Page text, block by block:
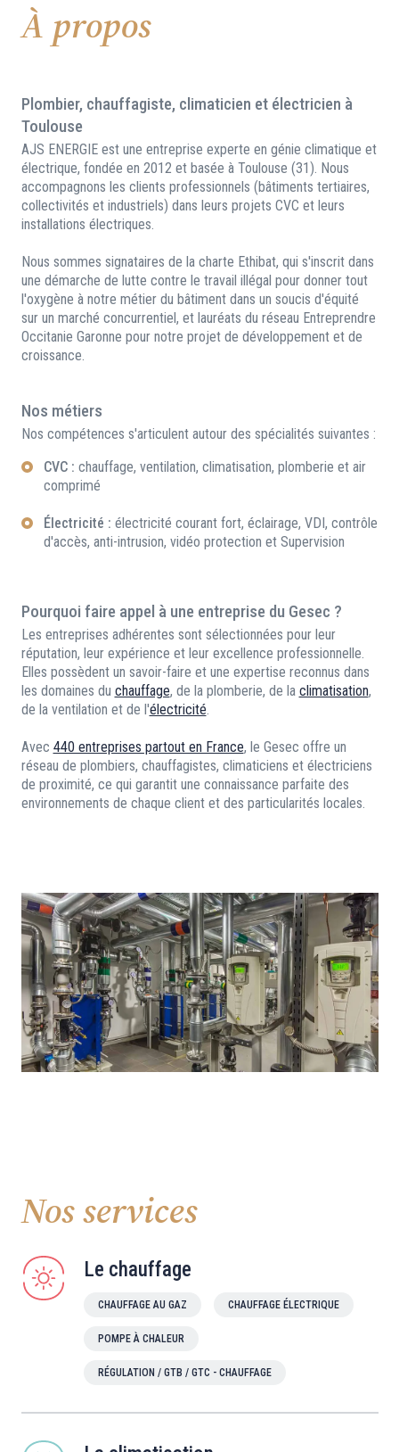
À propos
Plombier, chauffagiste, climaticien et électricien à
Toulouse
AJS ENERGIE est une entreprise experte en génie climatique et
électrique, fondée en 2012 et basée à Toulouse (31). Nous
accompagnons les clients professionnels (bâtiments tertiaires,
collectivités et industriels) dans leurs projets CVC et leurs
installations électriques.
Nous sommes signataires de la charte Ethibat, qui s'inscrit dans
une démarche de lutte contre le travail illégal pour donner tout
l'oxygène à notre métier du bâtiment dans un soucis d'équité
sur un marché concurrentiel, et lauréats du réseau Entreprendre
Occitanie Garonne pour notre projet de développement et de
croissance.
Nos métiers
Nos compétences s'articulent autour des spécialités suivantes :
CVC : chauffage, ventilation, climatisation, plomberie et air
comprimé
Électricité : électricité courant fort, éclairage, VDI, contrôle
d'accès, anti-intrusion, vidéo protection et Supervision
Pourquoi faire appel à une entreprise du Gesec ?
Les entreprises adhérentes sont sélectionnées pour leur
réputation, leur expérience et leur excellence professionnelle.
Elles possèdent un savoir-faire et une expertise reconnus dans
les domaines du chauffage, de la plomberie, de la climatisation,
de la ventilation et de l'électricité.
Avec 440 entreprises partout en France, le Gesec offre un
réseau de plombiers, chauffagistes, climaticiens et électriciens
de proximité, ce qui garantit une connaissance parfaite des
environnements de chaque client et des particularités locales.
Nos services
Le chauffage
CHAUFFAGE AU GAZ CHAUFFAGE ÉLECTRIQUE
POMPE À CHALEUR
RÉGULATION / GTB / GTC - CHAUFFAGE